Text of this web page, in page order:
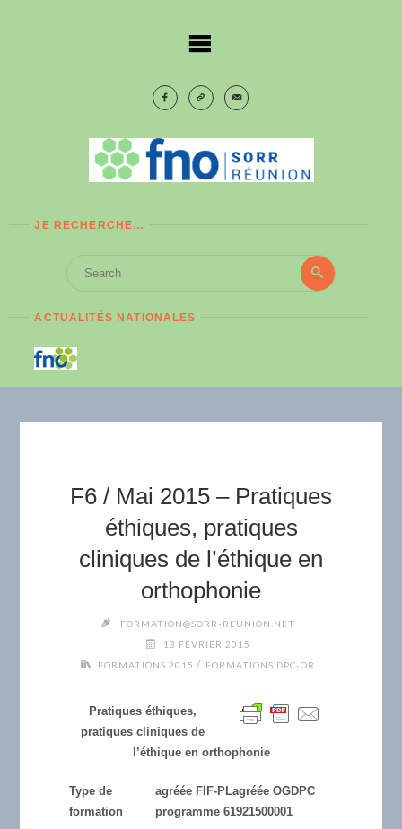
JE RECHERCHE…
Search
Search
ACTUALITÉS NATIONALES
F6 / Mai 2015 – Pratiques
éthiques, pratiques
cliniques de l’éthique en
orthophonie
FORMATION@SORR-REUNION.NET
13 FÉVRIER 2015
FORMATIONS 2015 / FORMATIONS DPC-OR
Pratiques éthiques,
pratiques cliniques de
l’éthique en orthophonie
Type de
formation
agréée FIF-PLagréée OGDPC
programme 61921500001